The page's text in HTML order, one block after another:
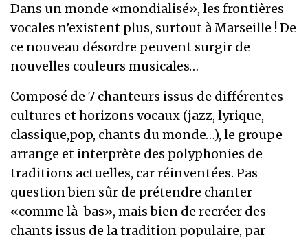
Dans un monde «mondialisé», les frontières
vocales n’existent plus, surtout à Marseille ! De
ce nouveau désordre peuvent surgir de
nouvelles couleurs musicales…
Composé de 7 chanteurs issus de différentes
cultures et horizons vocaux (jazz, lyrique,
classique,pop, chants du monde…), le groupe
arrange et interprète des polyphonies de
traditions actuelles, car réinventées. Pas
question bien sûr de prétendre chanter
«comme là-bas», mais bien de recréer des
chants issus de la tradition populaire, par